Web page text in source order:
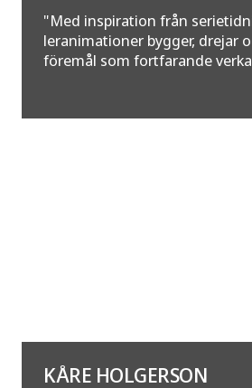
"Med inspiration från
leranimationer bygger, drejar
föremål som fortfarande
KÅRE HOLGERSON